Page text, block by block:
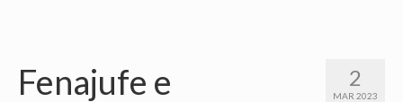
DIRETORIA EXECUTIVA 2
MAR 2023
Fenajufe e